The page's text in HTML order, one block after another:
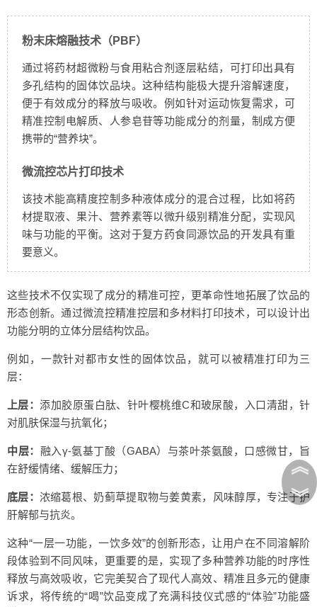
粉末床熔融技术（PBF）
通过将药材超微粉与食用粘合剂逐层粘结，可打印出具有
多孔结构的固体饮品块。这种结构能极大提升溶解速度，
便于有效成分的释放与吸收。例如针对运动恢复需求，可
精准控制电解质、人参皂苷等功能成分的剂量，制成方便
携带的“营养块”。
微流控芯片打印技术
该技术能高精度控制多种液体成分的混合过程，比如将药
材提取液、果汁、营养素等以微升级别精准分配，实现风
味与功能的平衡。这对于复方药食同源饮品的开发具有重
要意义。
这些技术不仅实现了成分的精准可控，更革命性地拓展了饮品的
形态创新。通过微流控精准控层和多材料打印技术，可以设计出
功能分明的立体分层结构饮品。
例如，一款针对都市女性的固体饮品，就可以被精准打印为三
层：
上层：添加胶原蛋白肽、针叶樱桃维C和玻尿酸，入口清甜，针
对肌肤保湿与抗氧化；
中层： 融入γ-氨基丁酸（GABA）与茶叶茶氨酸，口感微甘，旨
在舒缓情绪、缓解压力；
底层： 浓缩葛根、奶蓟草提取物与姜黄素，风味醇厚，专注于护
肝解郁与抗炎。
这种“一层一功能，一饮多效”的创新形态，让用户在不同溶解阶
段体验到不同风味，更重要的是，实现了多种营养功能的时序性
释放与高效吸收，它完美契合了现代人高效、精准且多元的健康
诉求，将传统的“喝”饮品变成了充满科技仪式感的“体验”功能盛
︽
︾